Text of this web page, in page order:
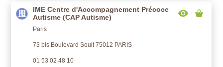
IME Centre d'Accompagnement Précoce
Autisme (CAP Autisme)
Paris
73 bis Boulevard Soult 75012 PARIS
01 53 02 48 10